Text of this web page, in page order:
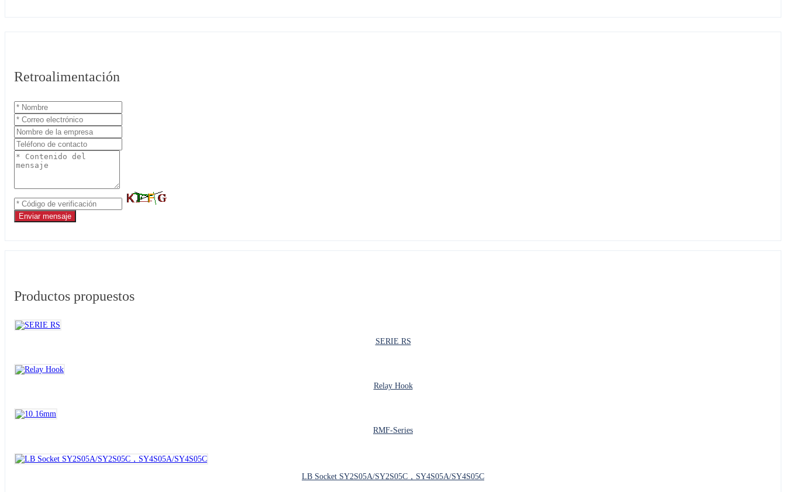
Retroalimentación
Enviar mensaje
Productos propuestos
SERIE RS
Relay Hook
RMF-Series
LB Socket SY2S05A/SY2S05C，SY4S05A/SY4S05C